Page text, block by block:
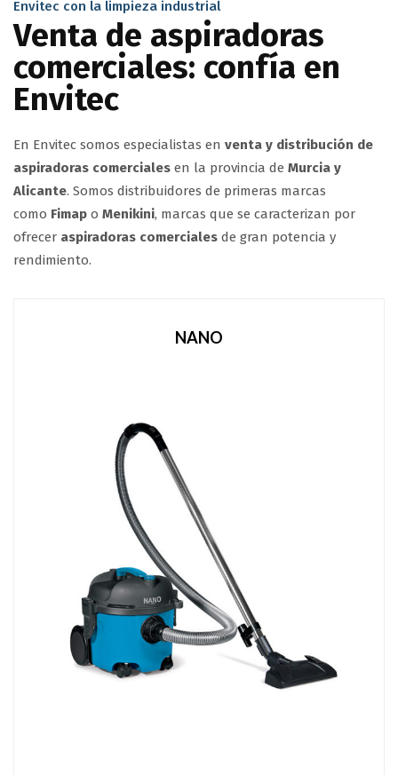
Envitec con la limpieza industrial
Venta de aspiradoras
comerciales: confía en
Envitec
En Envitec somos especialistas en venta y distribución de
aspiradoras comerciales en la provincia de Murcia y
Alicante. Somos distribuidores de primeras marcas
como Fimap o Menikini, marcas que se caracterizan por
ofrecer aspiradoras comerciales de gran potencia y
rendimiento.
NANO